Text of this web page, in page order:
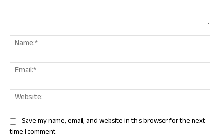
Save my name, email, and website in this browser for the next
time I comment.